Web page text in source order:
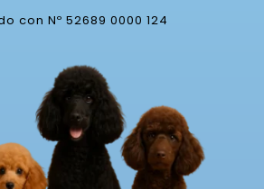
con Nº 52689 0000 124